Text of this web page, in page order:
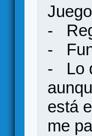
-
-
- Lo
está
me